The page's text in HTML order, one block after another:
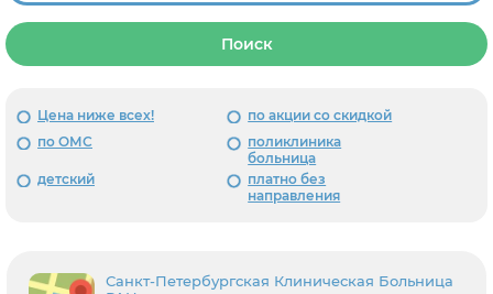
Поиск
Цена ниже всех!
по акции со скидкой
по ОМС
поликлиника
больница
детский
платно без
направления
Санкт-Петербургская Клиническая Больница